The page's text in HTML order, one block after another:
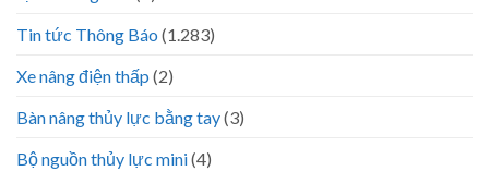
Tin tức Thông Báo (1.283)
Xe nâng điện thấp (2)
Bàn nâng thủy lực bằng tay(3)
Bộ nguồn thủy lực mini(4)